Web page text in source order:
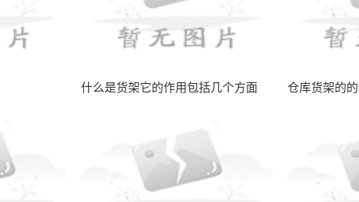
什么是货架它的作用包括几个方面 仓库货架的